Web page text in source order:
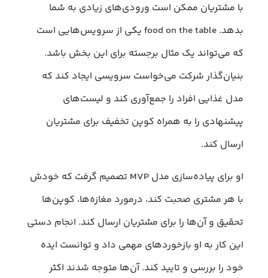
با مشتریان ممکن است ورودی‌های زیادی به شما
بدهد. food on the table یکی از سرویس‌هایی است
که می‌تواند یک مثال برجسته برای این بخش باشد.
بنیان‌گذار شرکت می‌خواست سرویسی ایجاد کند که
مدل غذایی افراد را جمع‌آوری کند و لیست‌های
پیشنهادی را به همراه کوپن تخفیف برای مشتریان
ارسال کند.
او برای پیاده‌سازی مدل MVP تصمیم گرفت که خودش
با هر مشتری صحبت کند، درمورد مغازه‌ها، کوپن‌ها
تحقیق و آن‌ها را برای مشتریان ارسال کند. انجام دستی
این کار به او بازخوردهای مهمی داد و توانست ایده
خود را بررسی و تایید کند. آن‌ها متوجه شدند اکثر